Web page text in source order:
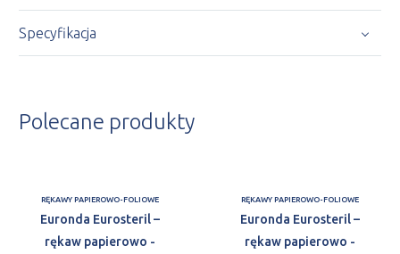
Specyfikacja
Polecane produkty
RĘKAWY PAPIEROWO-FOLIOWE
Euronda Eurosteril –
rękaw papierowo -
RĘKAWY PAPIEROWO-FOLIOWE
Euronda Eurosteril –
rękaw papierowo -